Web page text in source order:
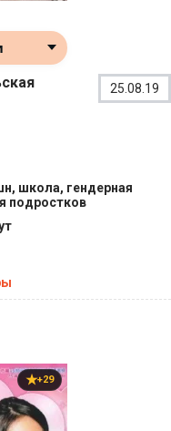
25.08.19
школа, гендерная
подростков
+29